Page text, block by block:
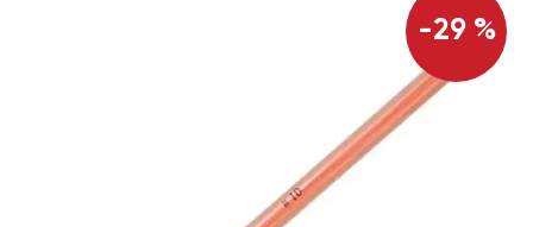
-29 %